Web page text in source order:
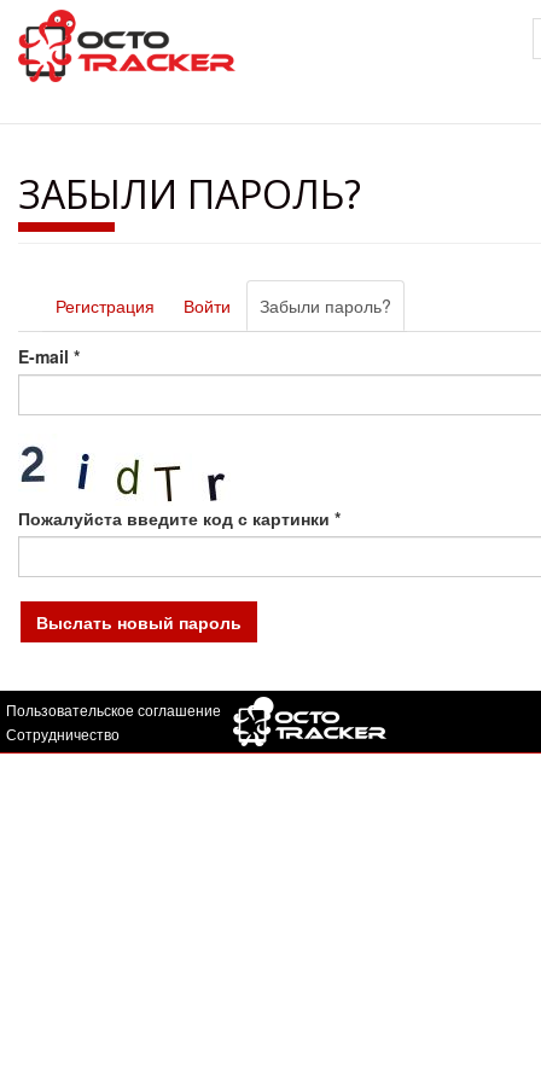
Перейти
основному
содержанию
ЗАБЫЛИ ПАРОЛЬ?
Главные
вкладки
Регистрация Войти Забыли пароль?
вкладка)
E-mail *
Пожалуйста введите код с картинки *
Выслать новый пароль
Пользовательское соглашение
Сотрудничество